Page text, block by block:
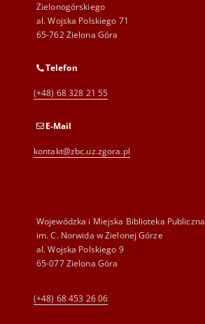
Zielonogórskiego
al. Wojska Polskiego 71
65-762 Zielona Góra
Telefon
(+48) 68 328 21 55
E-Mail
kontakt@zbc.uz.zgora.pl
Wojewódzka i Miejska Biblioteka Publiczna
im. C. Norwida w Zielonej Górze
al. Wojska Polskiego 9
65-077 Zielona Góra
(+48) 68 453 26 06